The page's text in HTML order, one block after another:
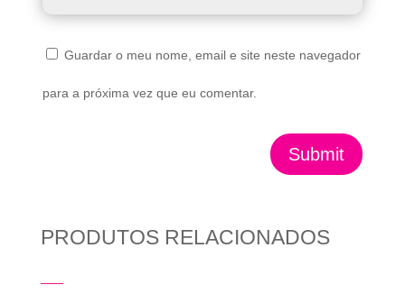
Guardar o meu nome, email e site neste navegador
para a próxima vez que eu comentar.
Submit
PRODUTOS RELACIONADOS